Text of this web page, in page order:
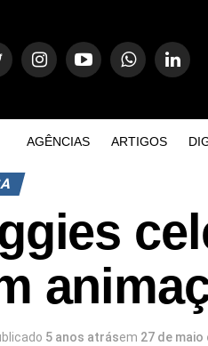
AGÊNCIAS ARTIGOS
5 anos atrásem 27 de maio